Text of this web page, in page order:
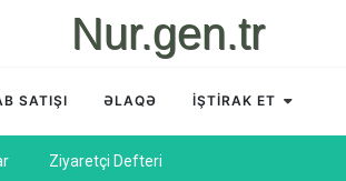
Nur.gen.tr
SATIŞI ƏLAQƏ İŞTİRAK ET
Ziyaretçi Defteri